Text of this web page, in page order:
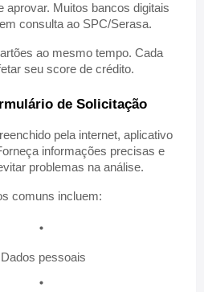
aprovar. Muitos bancos digitais
consulta ao SPC/Serasa.
ao mesmo tempo. Cada
seu score de crédito.
de Solicitação
pela internet, aplicativo
informações precisas e
problemas na análise.
comuns incluem:
Dados pessoais